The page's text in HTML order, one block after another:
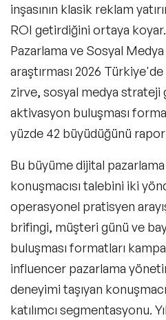
inşasının klasik reklam
ROI getirdiğini ortaya
Pazarlama ve Sosyal Medya
araştırması 2026
zirve, sosyal medya strateji
aktivasyon buluşması
yüzde 42 büyüdüğünü
Bu büyüme dijital
konuşmacısı talebini iki
operasyonel pratisyen
brifingi, müşteri günü ve
buluşması formatları
influencer pazarlama
deneyimi taşıyan
katılımcı segmentasyonu.